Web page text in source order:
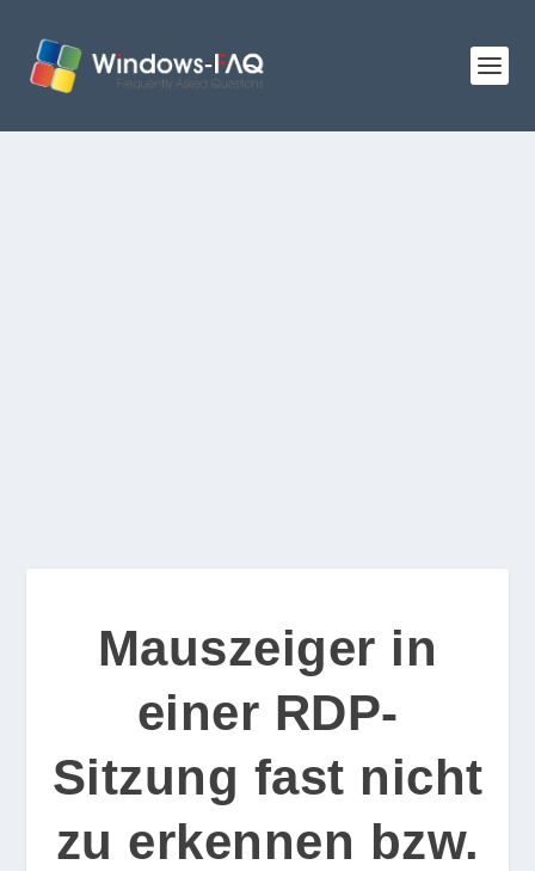
Mauszeiger in
einer RDP-
Sitzung fast nicht
zu erkennen bzw.